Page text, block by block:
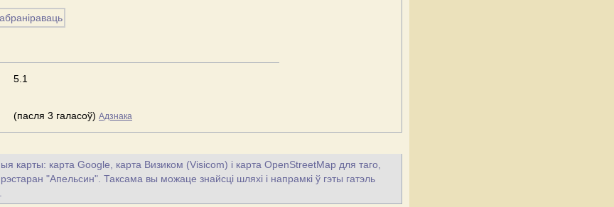
5.1
(пасля 3 галасоў) Адзнака
карты: карта Google, карта Визиком (Visicom) і карта OpenStreetMap для таго,
рэстаран "Апельсин". Таксама вы можаце знайсці шляхі і напрамкі ў гэты гатэль